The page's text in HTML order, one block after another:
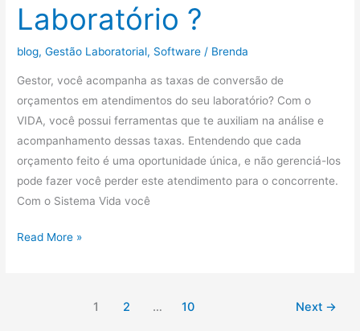
Laboratório ?
blog,Gestão Laboratorial, Software / Brenda
Gestor, você acompanha as taxas de conversão de
orçamentos em atendimentos do seu laboratório? Com o
VIDA, você possui ferramentas que te auxiliam na análise e
acompanhamento dessas taxas. Entendendo que cada
orçamento feito é uma oportunidade única, e não gerenciá-los
pode fazer você perder este atendimento para o concorrente.
Com o Sistema Vida você
Read More »
1 2 … 10 Next →